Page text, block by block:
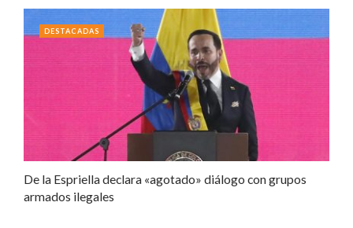
De la Espriella declara «agotado» diálogo con grupos
armados ilegales
DESTACADAS